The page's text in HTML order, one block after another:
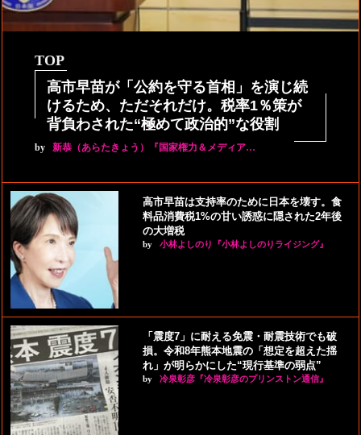
TOP
高市早苗が「公約を守る首相」を演じ続
けるため、ただそれだけ。税率1％策が
背負わされた“極めて政治的”な役割
by 新恭（あらたきょう）『国家権力＆メディア…
高市早苗は支持率のために日本を壊す。食
料品消費税1%の甘い誘惑に隠された2年後
の大増税
by 小林よしのり『小林よしのりライジング』
「震度7」に耐える免震・耐震技術でも破
損。令和8年熊本地震の「想定を超えた揺
れ」が明らかにした“現行基準の弱点”
by 冷泉彰彦『冷泉彰彦のプリンストン通信』